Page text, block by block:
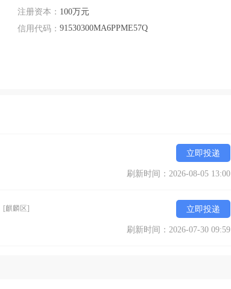
注册资本： 100万元
信用代码： 91530300MA6PPME57Q
立即投递
刷新时间：2026-08-05 13:00
[麒麟区] 立即投递
刷新时间：2026-07-30 09:59